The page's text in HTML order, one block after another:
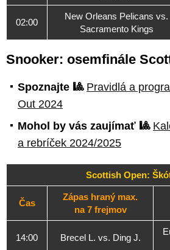
02:00
New Orleans Pelicans vs.
Sacramento Kings
Snooker: osemfinále
Spoznajte 🎱 Pravidlá a
Out 2024
Mohol by vás zaujímať 🎱
a rebríček 2024/2025
Scottish Open:
Čas
Zápas hraný max.
na 7 frejmov
14:00 Brecel L. vs. Ding J.